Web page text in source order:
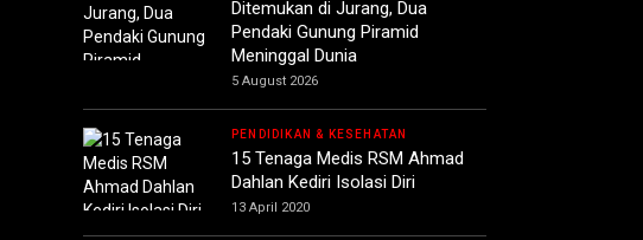
Ditemukan di Jurang, Dua
Pendaki Gunung Piramid
Meninggal Dunia
5 August 2026
PENDIDIKAN & KESEHATAN
15 Tenaga Medis RSM Ahmad
Dahlan Kediri Isolasi Diri
13 April 2020